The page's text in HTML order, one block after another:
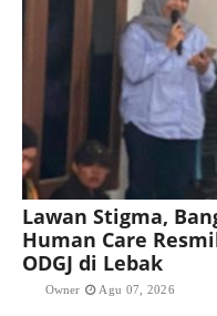
Lawan Stigma,
Human Care
ODGJ di Lebak
Owner Agu 07, 2026